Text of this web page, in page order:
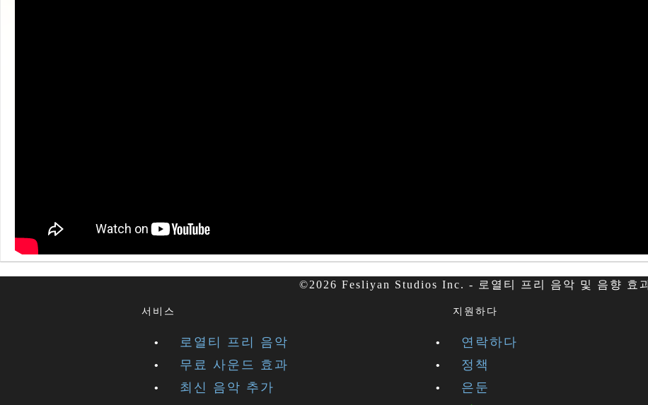
©2026 Fesliyan Studios Inc. - 로열티 프리 음악 및 음향 효
서비스
로열티 프리 음악
무료 사운드 효과
최신 음악 추가
지원하다
연락하다
정책
은둔